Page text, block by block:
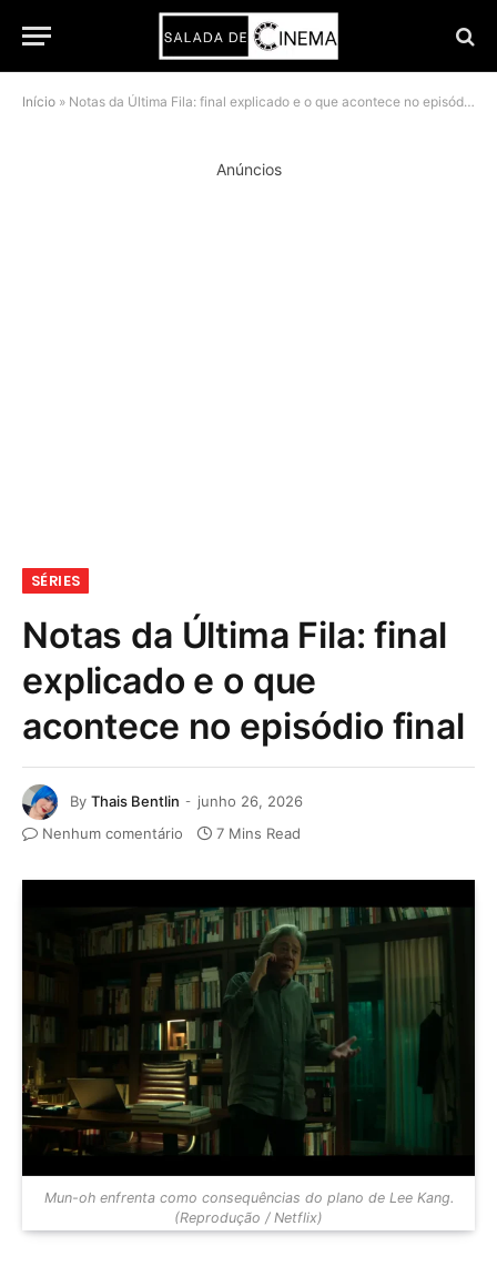
Início » Notas da Última Fila: final explicado e o que acontece no episódio final
Anúncios
SÉRIES
Notas da Última Fila: final
explicado e o que
acontece no episódio final
By Thais Bentlin
junho 26, 2026
Nenhum comentário
7 Mins Read
Mun-oh enfrenta como consequências do plano de Lee Kang.
(Reprodução / Netflix)